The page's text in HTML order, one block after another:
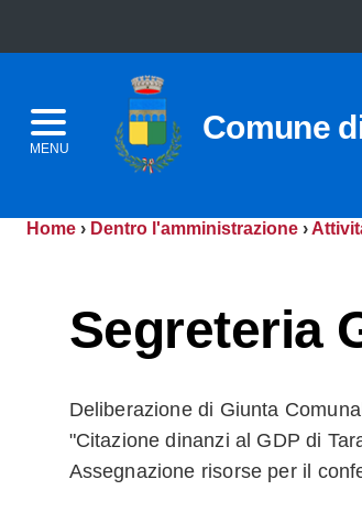
MENU
Comune
Home › Dentro l'amministrazione ›
Segreteria
Deliberazione di Giunta
"Citazione dinanzi al GDP di
Assegnazione risorse per il